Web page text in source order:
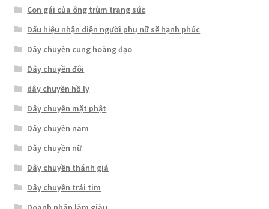
Con gái của ông trùm trang sức
Dấu hiệu nhận diện người phụ nữ sẽ hạnh phúc
Dây chuyền cung hoàng đạo
Dây chuyền đôi
dây chuyền hồ ly
Dây chuyền mặt phật
Dây chuyền nam
Dây chuyền nữ
Dây chuyền thánh giá
Dây chuyền trái tim